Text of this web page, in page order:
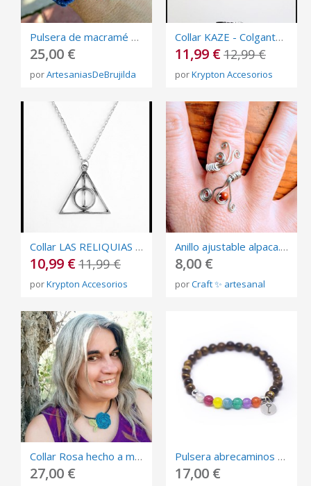
Pulsera de macramé con turquesas
25,00 €
porArtesaniasDeBrujilda
Collar KAZE - Colgante - NO ENCAJES - Complemento - Rap - Rapero - Ajustable
11,99 €12,99 €
porKrypton Accesorios
Collar LAS RELIQUIAS DE LA MUERTE - Colgante Plateado HARRY POTTER - DEATHLY HALLOWS
10,99 €11,99 €
porKrypton Accesorios
Anillo ajustable alpaca. Plata alemana.
8,00 €
porCraft ✨ artesanal
Collar Rosa hecho a mano en Macramé
27,00 €
Pulsera abrecaminos con medalla llave plata de ley y ojo de tigre
17,00 €